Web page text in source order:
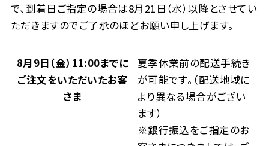
で、到着日ご指定の場合は8月21日（水）以降とさせてい
ただきますのでご了承のほどお願い申し上げます。
8月9日（金）11:00までに
ご注文をいただいたお客
さま
夏季休業前の配送手続き
が可能です。（配送地域に
より異なる場合がござい
ます）
※銀行振込をご指定のお